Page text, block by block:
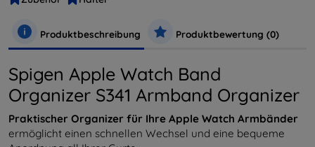
Produktbeschreibung Produktbewertung (0)
Spigen Apple Watch Band
Organizer S341 Armband Organizer
Praktischer Organizer für Ihre Apple Watch Armbänder
ermöglicht einen schnellen Wechsel und eine bequeme